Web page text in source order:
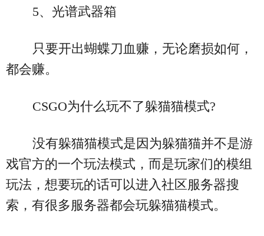
5、光谱武器箱
只要开出蝴蝶刀血赚，无论磨损如何，
都会赚。
CSGO为什么玩不了躲猫猫模式?
没有躲猫猫模式是因为躲猫猫并不是游
戏官方的一个玩法模式，而是玩家们的模组
玩法，想要玩的话可以进入社区服务器搜
索，有很多服务器都会玩躲猫猫模式。